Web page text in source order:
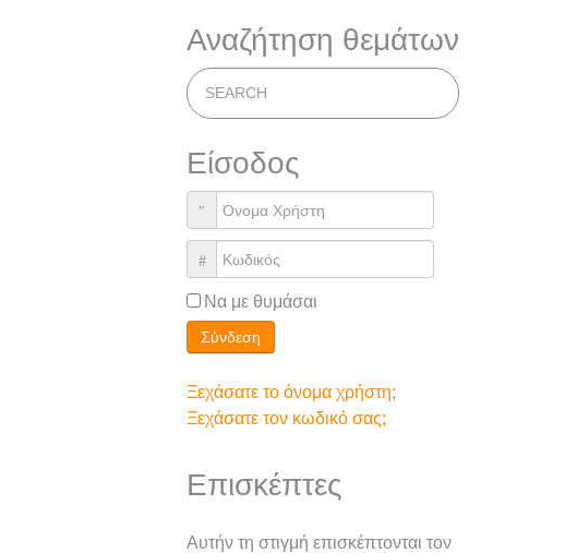
Αναζήτηση θεμάτων
Είσοδος
Όνομα Χρήστη
Κωδικός
Να με θυμάσαι
Σύνδεση
Ξεχάσατε το όνομα χρήστη;
Ξεχάσατε τον κωδικό σας;
Επισκέπτες
Αυτήν τη στιγμή επισκέπτονται τον